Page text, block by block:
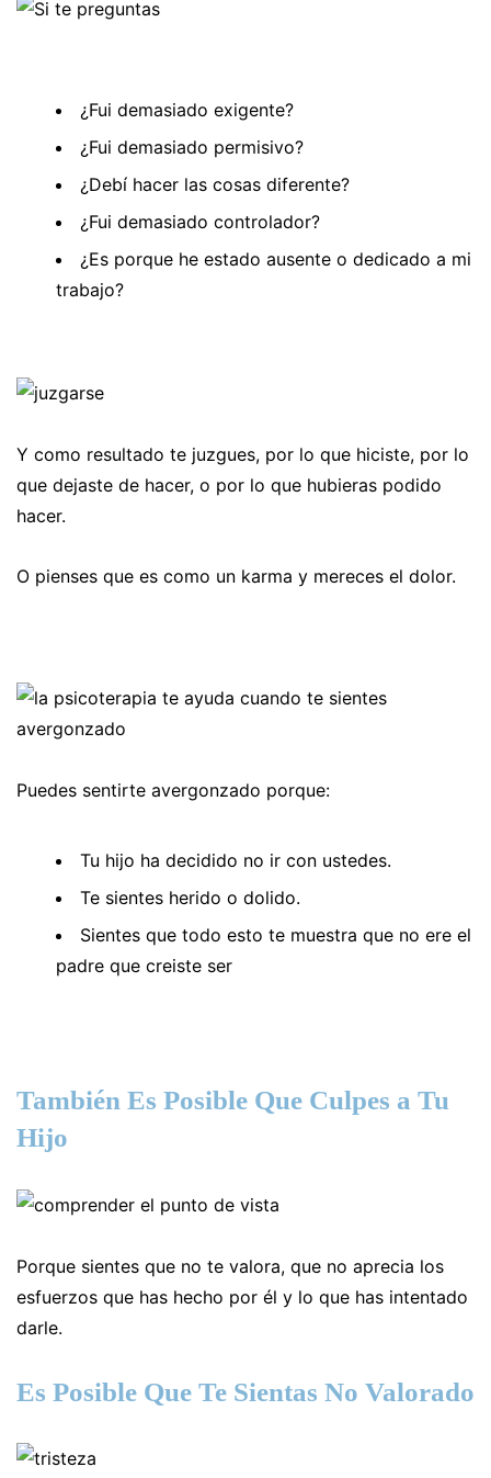
¿Fui demasiado exigente?
¿Fui demasiado permisivo?
¿Debí hacer las cosas diferente?
¿Fui demasiado controlador?
¿Es porque he estado ausente o dedicado a mi
trabajo?
Y como resultado te juzgues, por lo que hiciste, por lo
que dejaste de hacer, o por lo que hubieras podido
hacer.
O pienses que es como un karma y mereces el dolor.
Puedes sentirte avergonzado porque:
Tu hijo ha decidido no ir con ustedes.
Te sientes herido o dolido.
Sientes que todo esto te muestra que no ere el
padre que creiste ser
También Es Posible Que Culpes a Tu
Hijo
Porque sientes que no te valora, que no aprecia los
esfuerzos que has hecho por él y lo que has intentado
darle.
Es Posible Que Te Sientas No Valorado